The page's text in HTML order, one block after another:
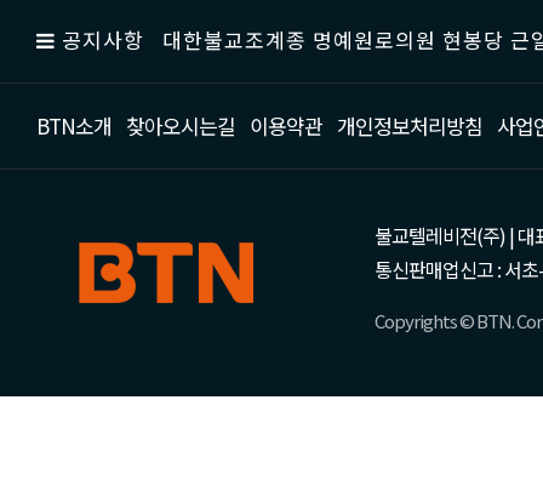
공지사항 대한불교조계종 명예원로의원 현봉당
BTN소개 찾아오시는길 이용약관 개인정보처리방침 사업
불교텔레비전(주) | 대
통신판매업신고 : 서
Copyrights © BTN.